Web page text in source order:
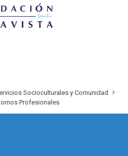
Socioculturales y Comunidad
Profesionales